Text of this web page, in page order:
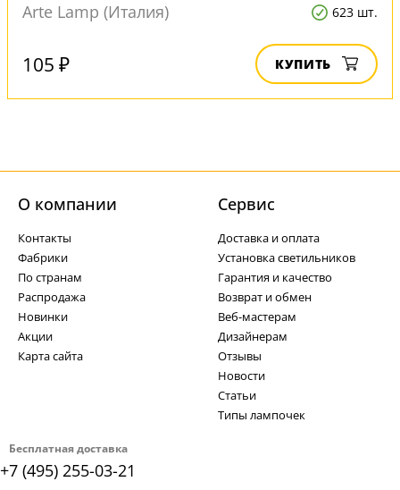
Arte Lamp (Италия) 623 шт.
105 ₽ КУПИТЬ
Бесплатная доставка
+7 (495) 255-03-21
О компании
Контакты
Фабрики
По странам
Распродажа
Новинки
Акции
Карта сайта
Cервис
Доставка и оплата
Установка светильников
Гарантия и качество
Возврат и обмен
Веб-мастерам
Дизайнерам
Отзывы
Новости
Статьи
Типы лампочек